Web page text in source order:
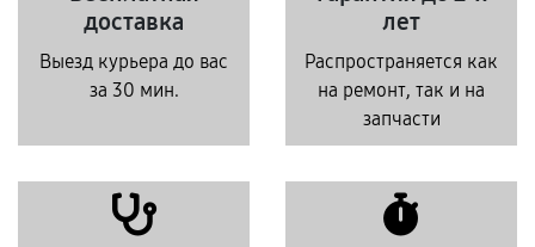
доставка
Выезд курьера до вас
за 30 мин.
лет
Распространяется как
на ремонт, так и на
запчасти